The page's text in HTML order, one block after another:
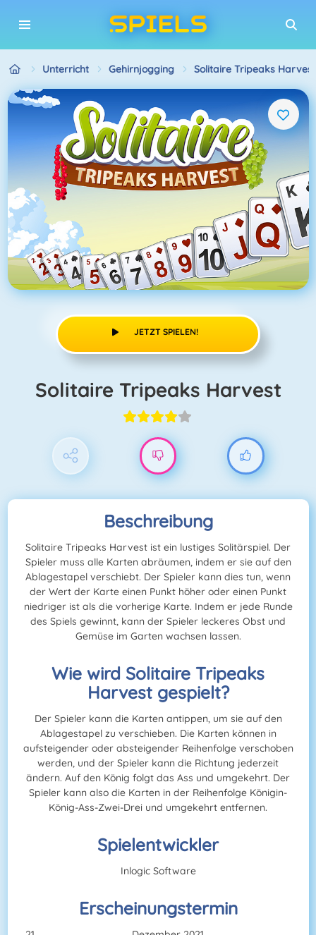
Unterricht Gehirnjogging Solitaire Tripeaks Harvest
JETZT SPIELEN!
Solitaire Tripeaks Harvest
Beschreibung
Solitaire Tripeaks Harvest ist ein lustiges Solitärspiel. Der
Spieler muss alle Karten abräumen, indem er sie auf den
Ablagestapel verschiebt. Der Spieler kann dies tun, wenn
der Wert der Karte einen Punkt höher oder einen Punkt
niedriger ist als die vorherige Karte. Indem er jede Runde
des Spiels gewinnt, kann der Spieler leckeres Obst und
Gemüse im Garten wachsen lassen.
Wie wird Solitaire Tripeaks
Harvest gespielt?
Der Spieler kann die Karten antippen, um sie auf den
Ablagestapel zu verschieben. Die Karten können in
aufsteigender oder absteigender Reihenfolge verschoben
werden, und der Spieler kann die Richtung jederzeit
ändern. Auf den König folgt das Ass und umgekehrt. Der
Spieler kann also die Karten in der Reihenfolge Königin-
König-Ass-Zwei-Drei und umgekehrt entfernen.
Spielentwickler
Inlogic Software
Erscheinungstermin